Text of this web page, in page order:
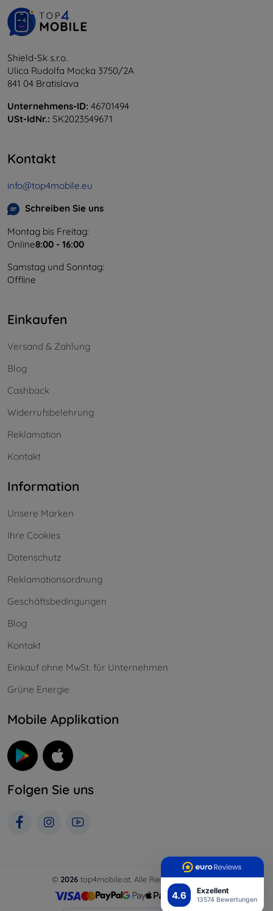
4.6 Exzellent
13574 Bewertungen
Shield-Sk s.r.o.
Ulica Rudolfa Mocka 3750/2A
841 04 Bratislava
Unternehmens-ID: 46701494
USt-IdNr.: SK2023549671
Kontakt
info@top4mobile.eu
Schreiben Sie uns
Montag bis Freitag:
Online8:00 - 16:00
Samstag und Sonntag:
Offline
Einkaufen
Versand & Zahlung
Blog
Cashback
Widerrufsbelehrung
Reklamation
Kontakt
Information
Unsere Marken
Ihre Cookies
Datenschutz
Reklamationsordnung
Geschäftsbedingungen
Blog
Kontakt
Einkauf ohne MwSt. für Unternehmen
Grüne Energie
Mobile Applikation
Folgen Sie uns
© 2026top4mobile.at. Alle Rechte vorbehalten.